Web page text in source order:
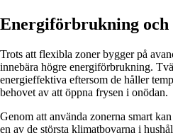
Energiförbrukning
Trots att flexibla zoner bygger på
innebära högre energiförbrukning.
energieffektiva eftersom de håller
behovet av att öppna frysen i onödan.
Genom att använda zonerna smart
en av de största klimatbovarna i